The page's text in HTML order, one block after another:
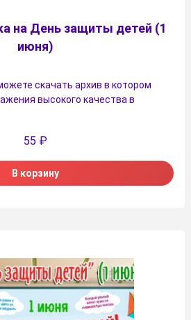
на День защиты детей (1
июня)
скачать архив в котором
высокого качества в
55 ₽
В корзину